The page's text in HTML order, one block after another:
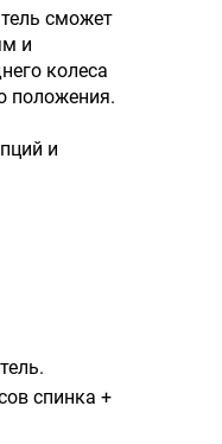
сможет
и
колеса
положения.
и
спинка +